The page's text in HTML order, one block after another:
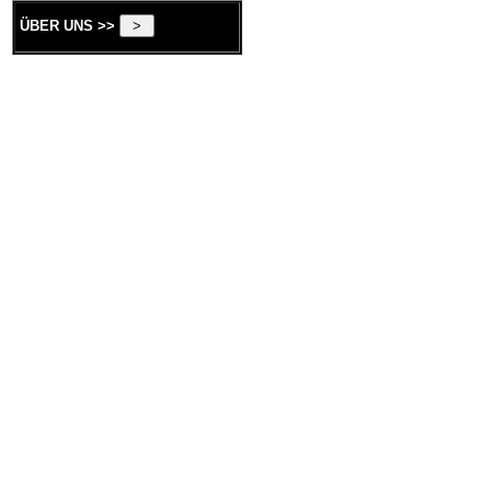
ÜBER UNS >>